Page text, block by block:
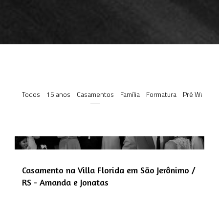
Todos 15 anos Casamentos Família Formatura Pré
Casamento na Villa Florida em São Jerônimo /
RS - Amanda e Jonatas